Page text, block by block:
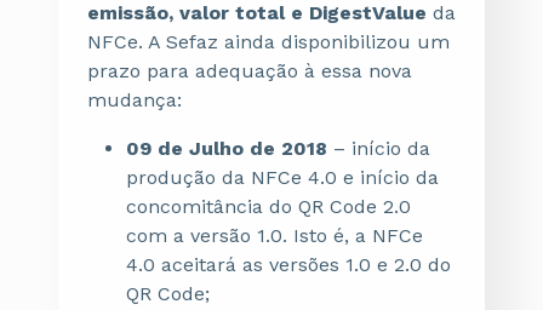
emissão, valor total e DigestValue da
NFCe. A Sefaz ainda disponibilizou um
prazo para adequação à essa nova
mudança:
09 de Julho de 2018 – início da
produção da NFCe 4.0 e início da
concomitância do QR Code 2.0
com a versão 1.0. Isto é, a NFCe
4.0 aceitará as versões 1.0 e 2.0 do
QR Code;